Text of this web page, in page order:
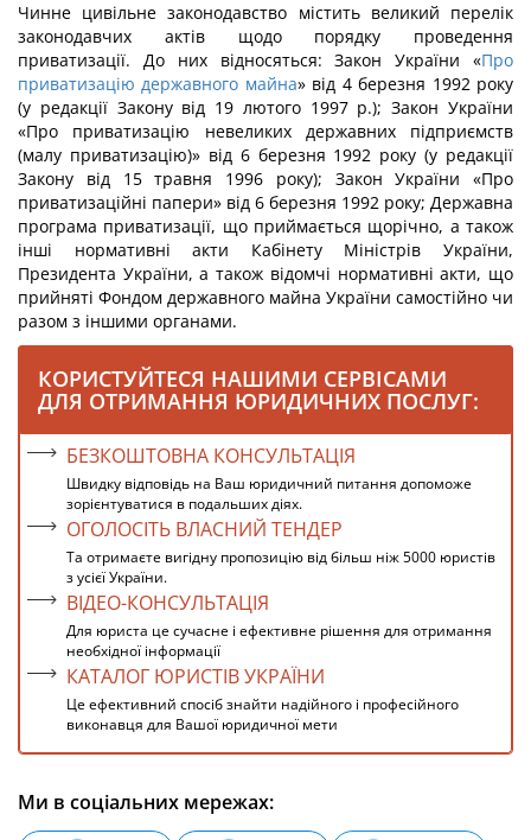
Чинне цивільне законодавство містить великий перелік
законодавчих актів щодо порядку проведення
приватизації. До них відносяться: Закон України «Про
приватизацію державного майна» від 4 березня 1992 року
(у редакції Закону від 19 лютого 1997 р.); Закон України
«Про приватизацію невеликих державних підприємств
(малу приватизацію)» від 6 березня 1992 року (у редакції
Закону від 15 травня 1996 року); Закон України «Про
приватизаційні папери» від 6 березня 1992 року; Державна
програма приватизації, що приймається щорічно, а також
інші нормативні акти Кабінету Міністрів України,
Президента України, а також відомчі нормативні акти, що
прийняті Фондом державного майна України самостійно чи
разом з іншими органами.
КОРИСТУЙТЕСЯ НАШИМИ СЕРВІСАМИ
ДЛЯ ОТРИМАННЯ ЮРИДИЧНИХ ПОСЛУГ:
БЕЗКОШТОВНА КОНСУЛЬТАЦІЯ
Швидку відповідь на Ваш юридичний питання допоможе
зорієнтуватися в подальших діях.
ОГОЛОСІТЬ ВЛАСНИЙ ТЕНДЕР
Та отримаєте вигідну пропозицію від більш ніж 5000 юристів
з усієї України.
ВІДЕО-КОНСУЛЬТАЦІЯ
Для юриста це сучасне і ефективне рішення для отримання
необхідної інформації
КАТАЛОГ ЮРИСТІВ УКРАЇНИ
Це ефективний спосіб знайти надійного і професійного
виконавця для Вашої юридичної мети
Ми в соціальних мережах: